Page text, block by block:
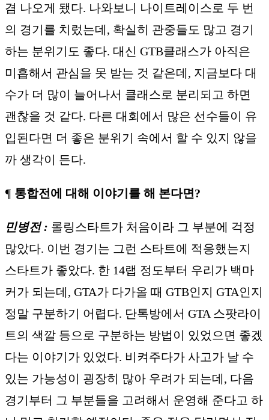
겸 나오게 됐다. 나와보니 나이트레이스로 두 번
의 경기를 치렀는데, 확실히 관중들도 많고 경기
하는 분위기도 좋다. 대신 GTB클래스가 아직은
미흡해서 관심을 못 받는 것 같은데, 지금보다 대
수가 더 많이 늘어나서 클래스로 분리되고 하면
괜찮을 것 같다. 다른 대회에서 많은 선수들이 유
입된다면 더 좋은 분위기 속에서 할 수 있지 않을
까 생각이 든다.
¶ 통합전에 대해 이야기를 해 본다면?
민병전 : 롤링스타트가 처음이라 그 부분에 걱정
많았다. 이번 경기는 그런 스타트에 적응했는지
스타트가 좋았다. 한 14랩 정도부터 우리가 백마
커가 되는데, GTA가 다가올 때 GTB인지 GTA인지
정말 구분하기 어렵다. 단톡방에서 GTA 스팟라이
트의 색깔 등으로 구분하는 방법이 있었으면 좋겠
다는 이야기가 있었다. 비켜주다가 사고가 날 수
있는 가능성이 굉장히 많아 우려가 되는데, 다음
경기부터 그 부분들을 고려해서 운영해 준다고 하